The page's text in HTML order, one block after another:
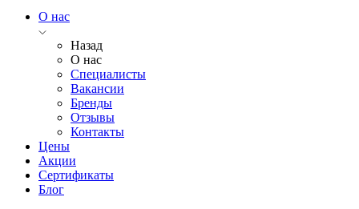
О нас
Назад
О нас
Специалисты
Вакансии
Бренды
Отзывы
Контакты
Цены
Акции
Сертификаты
Блог